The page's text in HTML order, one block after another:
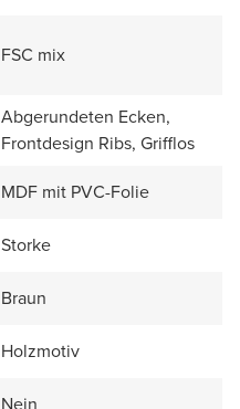
FSC mix
Abgerundeten Ecken,
Frontdesign Ribs, Grifflos
MDF mit PVC-Folie
Storke
Braun
Holzmotiv
Nein